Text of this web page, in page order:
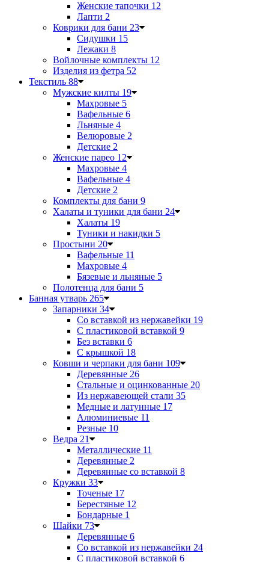
Женские тапочки 12
Лапти 2
Коврики для бани 23
Сидушки 15
Лежаки 8
Войлочные комплекты 12
Изделия из фетра 52
Текстиль 88
Мужские килты 19
Махровые 5
Вафельные 6
Льняные 4
Велюровые 2
Детские 2
Женские парео 12
Махровые 4
Вафельные 4
Детские 2
Комплекты для бани 9
Халаты и туники для бани 24
Халаты 19
Туники и накидки 5
Простыни 20
Вафельные 11
Махровые 4
Бязевые и льняные 5
Полотенца для бани 5
Банная утварь 265
Запарники 34
Со вставкой из нержавейки 19
С пластиковой вставкой 9
Без вставки 6
С крышкой 18
Ковши и черпаки для бани 109
Деревянные 26
Стальные и оцинкованные 20
Из нержавеющей стали 35
Медные и латунные 17
Алюминиевые 11
Резные 10
Ведра 21
Металлические 11
Деревянные 2
Деревянные со вставкой 8
Кружки 33
Точеные 17
Берестяные 12
Бондарные 1
Шайки 73
Деревянные 6
Со вставкой из нержавейки 24
С пластиковой вставкой 6